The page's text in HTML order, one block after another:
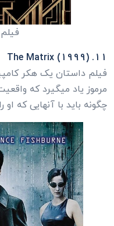
11. The Matrix (1999)
فیلم داستان یک هکر
مرموز یاد میگیرد که
چگونه باید با آنهایی که